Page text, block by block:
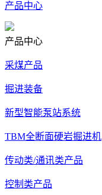
产品中心
产品中心
采煤产品
掘进装备
新型智能泵站系统
TBM全断面硬岩掘进机
传动类/通讯类产品
控制类产品